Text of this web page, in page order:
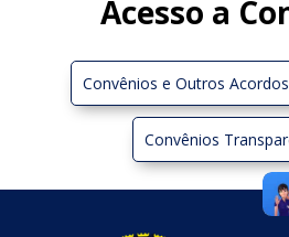
Acesso a
Convênios e Outros
Convênios